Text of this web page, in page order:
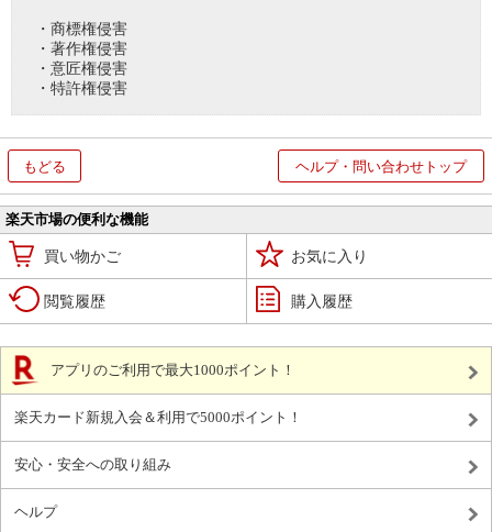
・商標権侵害
・著作権侵害
・意匠権侵害
・特許権侵害
もどる ヘルプ・問い合わせトップ
楽天市場の便利な機能
買い物かご お気に入り
閲覧履歴 購入履歴
アプリのご利用で最大1000ポイント！
楽天カード新規入会＆利用で5000ポイント！
安心・安全への取り組み
ヘルプ